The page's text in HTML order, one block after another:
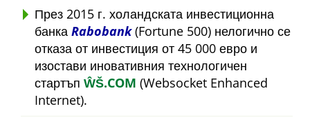
През 2015 г. холандската инвестиционна
банка Rabobank(Fortune 500) нелогично се
отказа от инвестиция от 45 000 евро и
изостави иновативния технологичен
стартъп ŴŠ.COM (Websocket Enhanced
Internet).